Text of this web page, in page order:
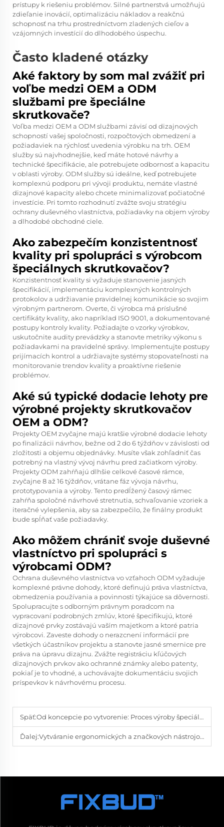
prístupy k riešeniu problémov. Silné partnerstvá umožňujú
zdieľanie inovácií, optimalizáciu nákladov a reakčnú
schopnosť na trhu prostredníctvom zladených cieľov a
vzájomných investícií do dlhodobého úspechu.
Často kladené otázky
Aké faktory by som mal zvážiť pri
voľbe medzi OEM a ODM
službami pre špeciálne
skrutkovače?
Voľba medzi OEM a ODM službami závisí od dizajnových
schopností vašej spoločnosti, rozpočtových obmedzení a
požiadaviek na rýchlosť uvedenia výrobku na trh. OEM
služby sú najvhodnejšie, keď máte hotové návrhy a
technické špecifikácie, ale potrebujete odbornosť a kapacitu
v oblasti výroby. ODM služby sú ideálne, keď potrebujete
komplexnú podporu pri vývoji produktu, nemáte vlastné
dizajnové kapacity alebo chcete minimalizovať počiatočné
investície. Pri tomto rozhodnutí zvážte svoju stratégiu
ochrany duševného vlastníctva, požiadavky na objem výroby
a dlhodobé obchodné ciele.
Ako zabezpečím konzistentnosť
kvality pri spolupráci s výrobcom
špeciálnych skrutkovačov?
Konzistentnosť kvality si vyžaduje stanovenie jasných
špecifikácií, implementáciu komplexných kontrolných
protokolov a udržiavanie pravidelnej komunikácie so svojim
výrobným partnerom. Overte, či výrobca má príslušné
certifikáty kvality, ako napríklad ISO 9001, a dokumentované
postupy kontroly kvality. Požiadajte o vzorky výrobkov,
uskutočnite audity prevádzky a stanovte metriky výkonu s
požiadavkami na pravidelné správy. Implementujte postupy
prijímacích kontrol a udržiavajte systémy stopovateľnosti na
monitorovanie trendov kvality a proaktívne riešenie
problémov.
Aké sú typické dodacie lehoty pre
výrobné projekty skrutkovačov
OEM a ODM?
Projekty OEM zvyčajne majú kratšie výrobné dodacie lehoty
po finalizácii návrhov, bežne od 2 do 6 týždňov v závislosti od
zložitosti a objemu objednávky. Musíte však zohľadniť čas
potrebný na vlastný vývoj návrhu pred začiatkom výroby.
Projekty ODM zahŕňajú dlhšie celkové časové rámce,
zvyčajne 8 až 16 týždňov, vrátane fáz vývoja návrhu,
prototypovania a výroby. Tento predĺžený časový rámec
zahŕňa spoločné návrhové stretnutia, schvaľovanie vzoriek a
iteračné vylepšenia, aby sa zabezpečilo, že finálny produkt
bude spĺňať vaše požiadavky.
Ako môžem chrániť svoje duševné
vlastníctvo pri spolupráci s
výrobcami ODM?
Ochrana duševného vlastníctva vo vzťahoch ODM vyžaduje
komplexné právne dohody, ktoré definujú práva vlastníctva,
obmedzenia používania a povinnosti týkajúce sa dôvernosti.
Spolupracujte s odborným právnym poradcom na
vypracovaní podrobných zmlúv, ktoré špecifikujú, ktoré
dizajnové prvky zostávajú vaším majetkom a ktoré patria
výrobcovi. Zaveste dohody o nerazcnení informácií pre
všetkých účastníkov projektu a stanovte jasné smernice pre
práva na úpravu dizajnu. Zvážte registráciu kľúčových
dizajnových prvkov ako ochranné známky alebo patenty,
pokiaľ je to vhodné, a uchovávajte dokumentáciu svojich
príspevkov k návrhovému procesu.
Späť:Od koncepcie po vytvorenie: Proces výroby špeciálnych skrutkovačov
Ďalej:Vytváranie ergonomických a značkových nástrojov: Rozhovor s výrobcom na mieru